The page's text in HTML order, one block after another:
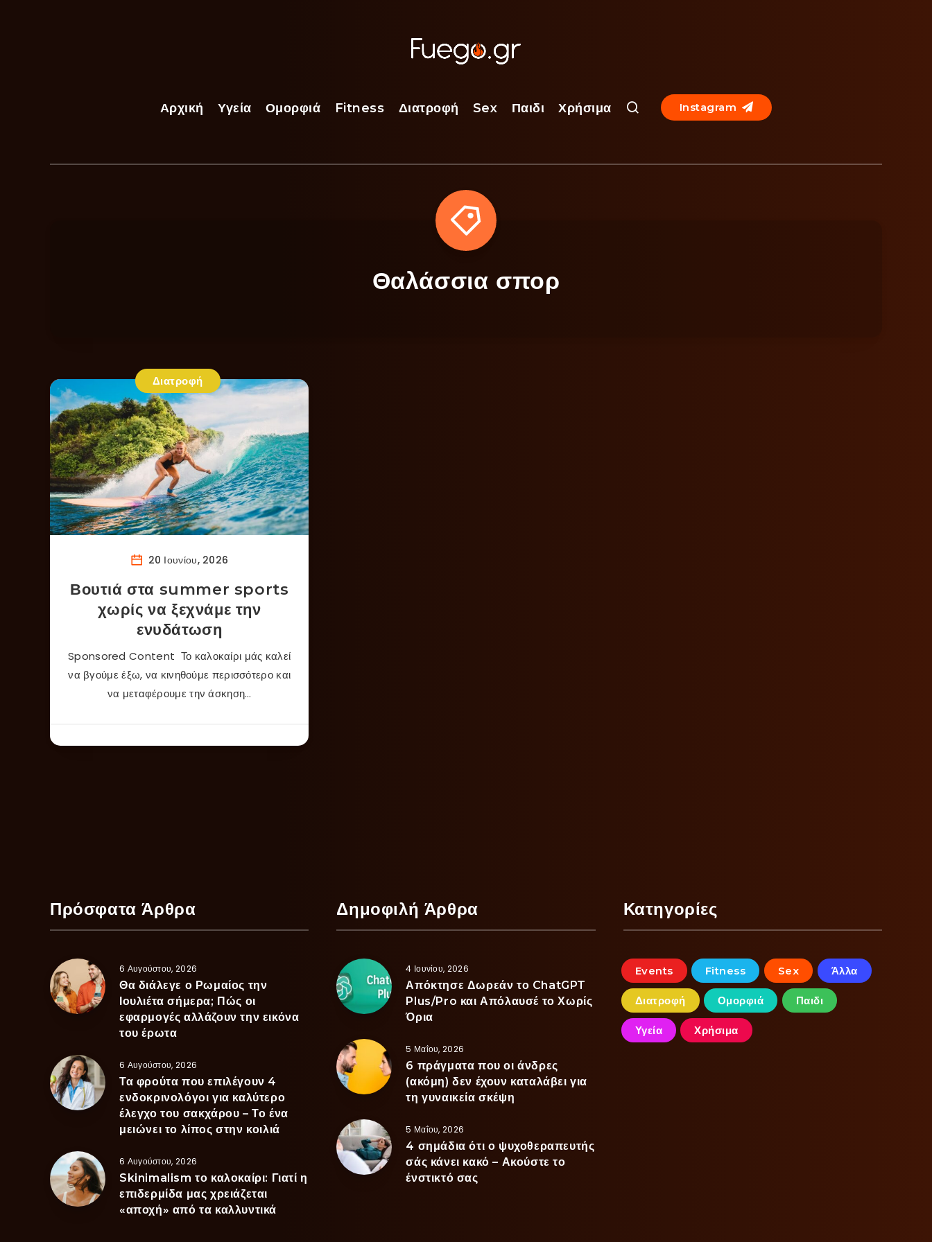
Αρχική Υγεία Ομορφιά Fitness Διατροφή Sex Παιδι Χρήσιμα Instagram
Θαλάσσια σπορ
Διατροφή
20 Ιουνίου, 2026
Βουτιά στα summer sports
χωρίς να ξεχνάμε την
ενυδάτωση
Sponsored Content Το καλοκαίρι μάς καλεί
να βγούμε έξω, να κινηθούμε περισσότερο και
να μεταφέρουμε την άσκηση…
Πρόσφατα Άρθρα
6 Αυγούστου, 2026
Θα διάλεγε ο Ρωμαίος την
Ιουλιέτα σήμερα; Πώς οι
εφαρμογές αλλάζουν την εικόνα
του έρωτα
6 Αυγούστου, 2026
Τα φρούτα που επιλέγουν 4
ενδοκρινολόγοι για καλύτερο
έλεγχο του σακχάρου – Το ένα
μειώνει το λίπος στην κοιλιά
6 Αυγούστου, 2026
Skinimalism το καλοκαίρι: Γιατί η
επιδερμίδα μας χρειάζεται
«αποχή» από τα καλλυντικά
Δημοφιλή Άρθρα
4 Ιουνίου, 2026
Απόκτησε Δωρεάν το ChatGPT
Plus/Pro και Απόλαυσέ το Χωρίς
Όρια
5 Μαΐου, 2026
6 πράγματα που οι άνδρες
(ακόμη) δεν έχουν καταλάβει για
τη γυναικεία σκέψη
5 Μαΐου, 2026
4 σημάδια ότι ο ψυχοθεραπευτής
σάς κάνει κακό – Ακούστε το
ένστικτό σας
Κατηγορίες
Events Fitness Sex Άλλα
Διατροφή Ομορφιά Παιδι
Υγεία Χρήσιμα